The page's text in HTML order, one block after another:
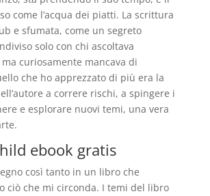
come l’acqua dei piatti. La scrittura
e sfumata, come un segreto
solo con chi ascoltava
curiosamente mancava di
che ho apprezzato di più era la
a correre rischi, a spingere i
e esplorare nuovi temi, una vera
ebook gratis
così tanto in un libro che
ciò che mi circonda. I temi del libro